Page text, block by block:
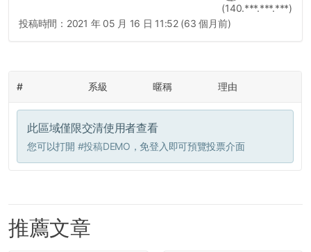
(140.***.***.***)
投稿時間： 2021 年 05 月 16 日 11:52 (63 個月前)
# 系級 暱稱 理由
此區域僅限交清使用者查看
您可以打開 #投稿DEMO ，免登入即可預覽投票介面
推薦文章